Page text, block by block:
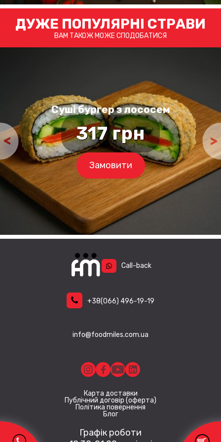
товару
ДУЖЕ ПОПУЛЯРНІ СТРАВИ
ВАМ ТАКОЖ МОЖЕ СПОДОБАТИСЯ
Суші бургер з лососем
317грн
Замовити
Call-back
+38(066) 496-19-19
info@foodmiles.com.ua
Карта доставки
Публічний договір (оферта)
Політика повернення
Блог
Графік роботи